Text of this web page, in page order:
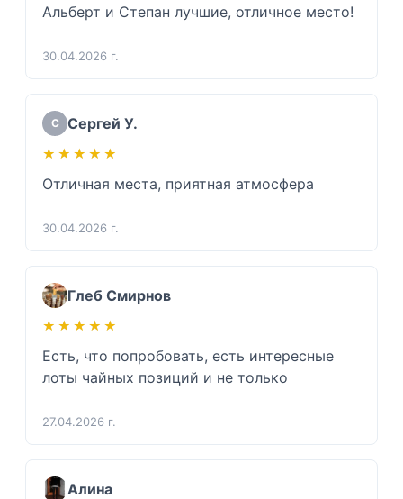
Альберт и Степан лучшие, отличное место!
30.04.2026 г.
С Сергей У.
★★★★★
★★★★★
Отличная места, приятная атмосфера
30.04.2026 г.
Глеб Смирнов
★★★★★
★★★★★
Есть, что попробовать, есть интересные
лоты чайных позиций и не только
27.04.2026 г.
Алина